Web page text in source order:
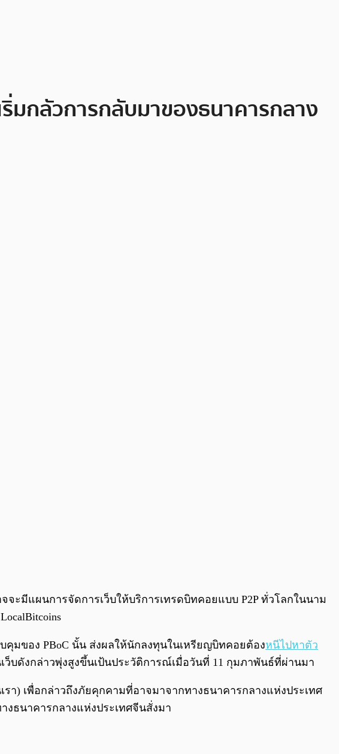
มกลัวการกลับมาของธนาคารกลาง
0:00/0:00
ะมีแผนการจัดการเว็บให้บริการเทรดบิทคอยแบบ P2P ทั่วโลกในนาม
บคุมของ PBoC นั้น ส่งผลให้นักลงทุนในเหรียญบิทคอยต้องหนีไปหาตัว
ว็บดังกล่าวพุ่งสูงขึ้นเป้นประวัติการณ์เมื่อวันที่ 11 กุมภาพันธ์ที่ผ่านมา
รา) เพื่อกล่าวถึงภัยคุกคามที่อาจมาจากทางธนาคารกลางแห่งประเทศ
ธนาคารกลางแห่งประเทศจีนสั่งมา